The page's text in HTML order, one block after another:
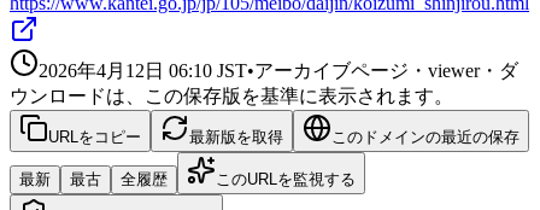
2026年4月12日 06:10 JST•アーカイブページ・viewer・ダ
ウンロードは、この保存版を基準に表示されます。
URLをコピー 最新版を取得 このドメインの最近の保存
最新 最古 全履歴 このURLを監視する